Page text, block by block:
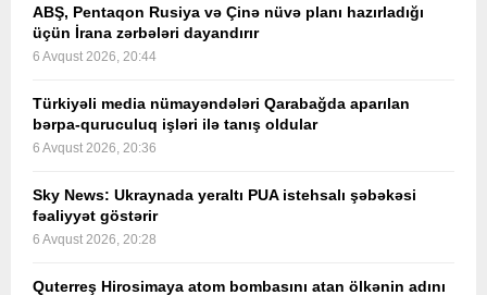
ABŞ, Pentaqon Rusiya və Çinə nüvə planı hazırladığı
üçün İrana zərbələri dayandırır
6 Avqust 2026, 20:44
Türkiyəli media nümayəndələri Qarabağda aparılan
bərpa-quruculuq işləri ilə tanış oldular
6 Avqust 2026, 20:36
Sky News: Ukraynada yeraltı PUA istehsalı şəbəkəsi
fəaliyyət göstərir
6 Avqust 2026, 20:28
Quterreş Hirosimaya atom bombasını atan ölkənin adını